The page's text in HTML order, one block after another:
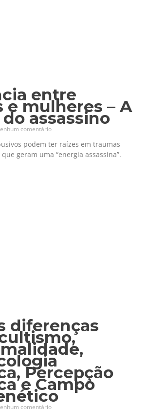
entre
e mulheres – A
assassino
comentário
podem ter raízes em traumas
geram uma “energia assassina”.
diferenças
Percepção
e Campo
comentário